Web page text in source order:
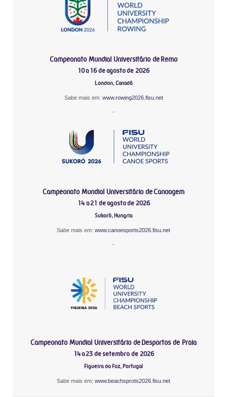
Campeonato Mundial Universitário de Remo
10 a 16 de agosto de 2026
London, Canadá
Sabe mais em: www.rowing2026.fisu.net
-
Campeonato Mundial Universitário de Canoagem
14 a 21 de agosto de 2026
Sukoró, Hungria
Sabe mais em: www.canoesports2026.fisu.net
-
Campeonato Mundial Universitário de Desportos de Praia
14 a 23 de setembro de 2026
Figueira da Foz, Portugal
Sabe mais em: www.beachsprots2026.fisu.net